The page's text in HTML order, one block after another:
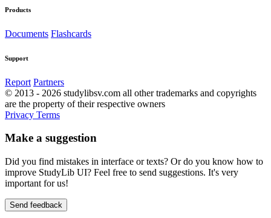
Products
Documents Flashcards
Support
Report Partners
© 2013 - 2026 studylibsv.com all other trademarks and copyrights
are the property of their respective owners
Privacy Terms
Make a suggestion
Did you find mistakes in interface or texts? Or do you know how to
improve StudyLib UI? Feel free to send suggestions. It's very
important for us!
Send feedback